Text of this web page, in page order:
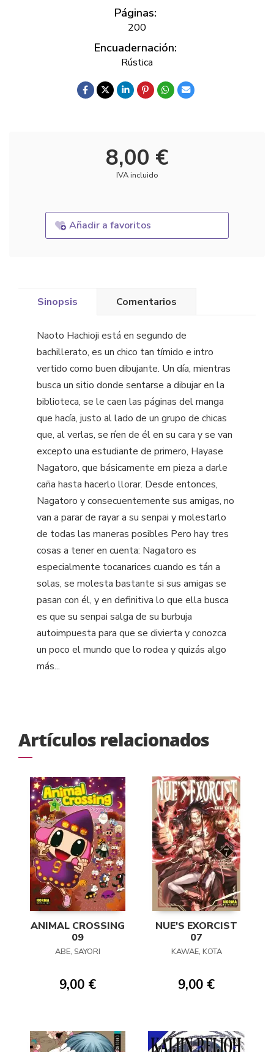
Páginas:
200
Encuadernación:
Rústica
8,00 €
IVA incluido
Añadir a favoritos
Sinopsis Comentarios
Naoto Hachioji está en segundo de
bachillerato, es un chico tan tímido e intro
vertido como buen dibujante. Un día, mientras
busca un sitio donde sentarse a dibujar en la
biblioteca, se le caen las páginas del manga
que hacía, justo al lado de un grupo de chicas
que, al verlas, se ríen de él en su cara y se van
excepto una estudiante de primero, Hayase
Nagatoro, que básicamente em pieza a darle
caña hasta hacerlo llorar. Desde entonces,
Nagatoro y consecuentemente sus amigas, no
van a parar de rayar a su senpai y molestarlo
de todas las maneras posibles Pero hay tres
cosas a tener en cuenta: Nagatoro es
especialmente tocanarices cuando es tán a
solas, se molesta bastante si sus amigas se
pasan con él, y en definitiva lo que ella busca
es que su senpai salga de su burbuja
autoimpuesta para que se divierta y conozca
un poco el mundo que lo rodea y quizás algo
más...
Artículos relacionados
ANIMAL CROSSING
09
ABE, SAYORI
9,00 €
NUE'S EXORCIST
07
KAWAE, KOTA
9,00 €